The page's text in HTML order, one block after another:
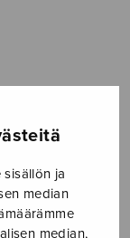
sisällön ja
median
median,